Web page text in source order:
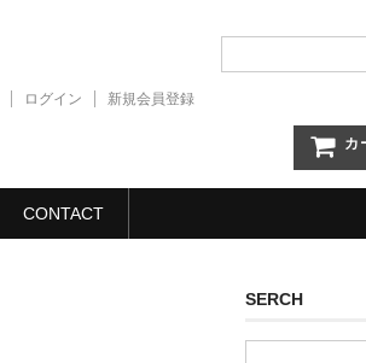
ログイン 新規会員登録
カ
CONTACT
SERCH